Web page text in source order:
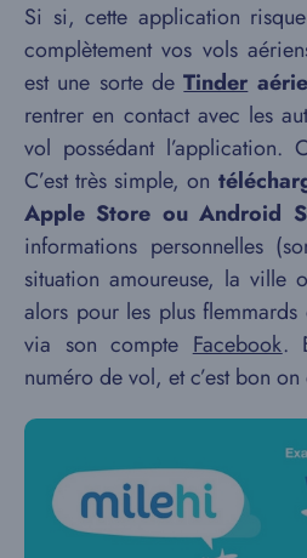
Si si, cette application
complètement vos vols
est une sorte deTinder
rentrer en contact avec les
vol possédant l’application.
C’est très simple, on
Apple Store ou Android
informations personnelles
situation amoureuse, la
alors pour les plus flemmards
via son compteFacebook.
numéro de vol, et c’est bon